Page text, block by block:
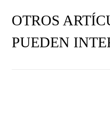
OTROS
PUEDEN